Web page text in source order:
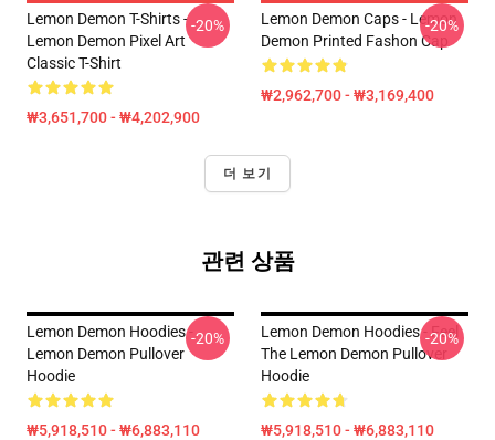
Lemon Demon T-Shirts -
Lemon Demon Pixel Art
Classic T-Shirt
₩3,651,700 - ₩4,202,900
-20%
Lemon Demon Caps - Lemon
Demon Printed Fashon Cap
₩2,962,700 - ₩3,169,400
-20%
더 보기
관련 상품
Lemon Demon Hoodies -
Lemon Demon Pullover
Hoodie
₩5,918,510 - ₩6,883,110
-20%
Lemon Demon Hoodies - Feel
The Lemon Demon Pullover
Hoodie
₩5,918,510 - ₩6,883,110
-20%